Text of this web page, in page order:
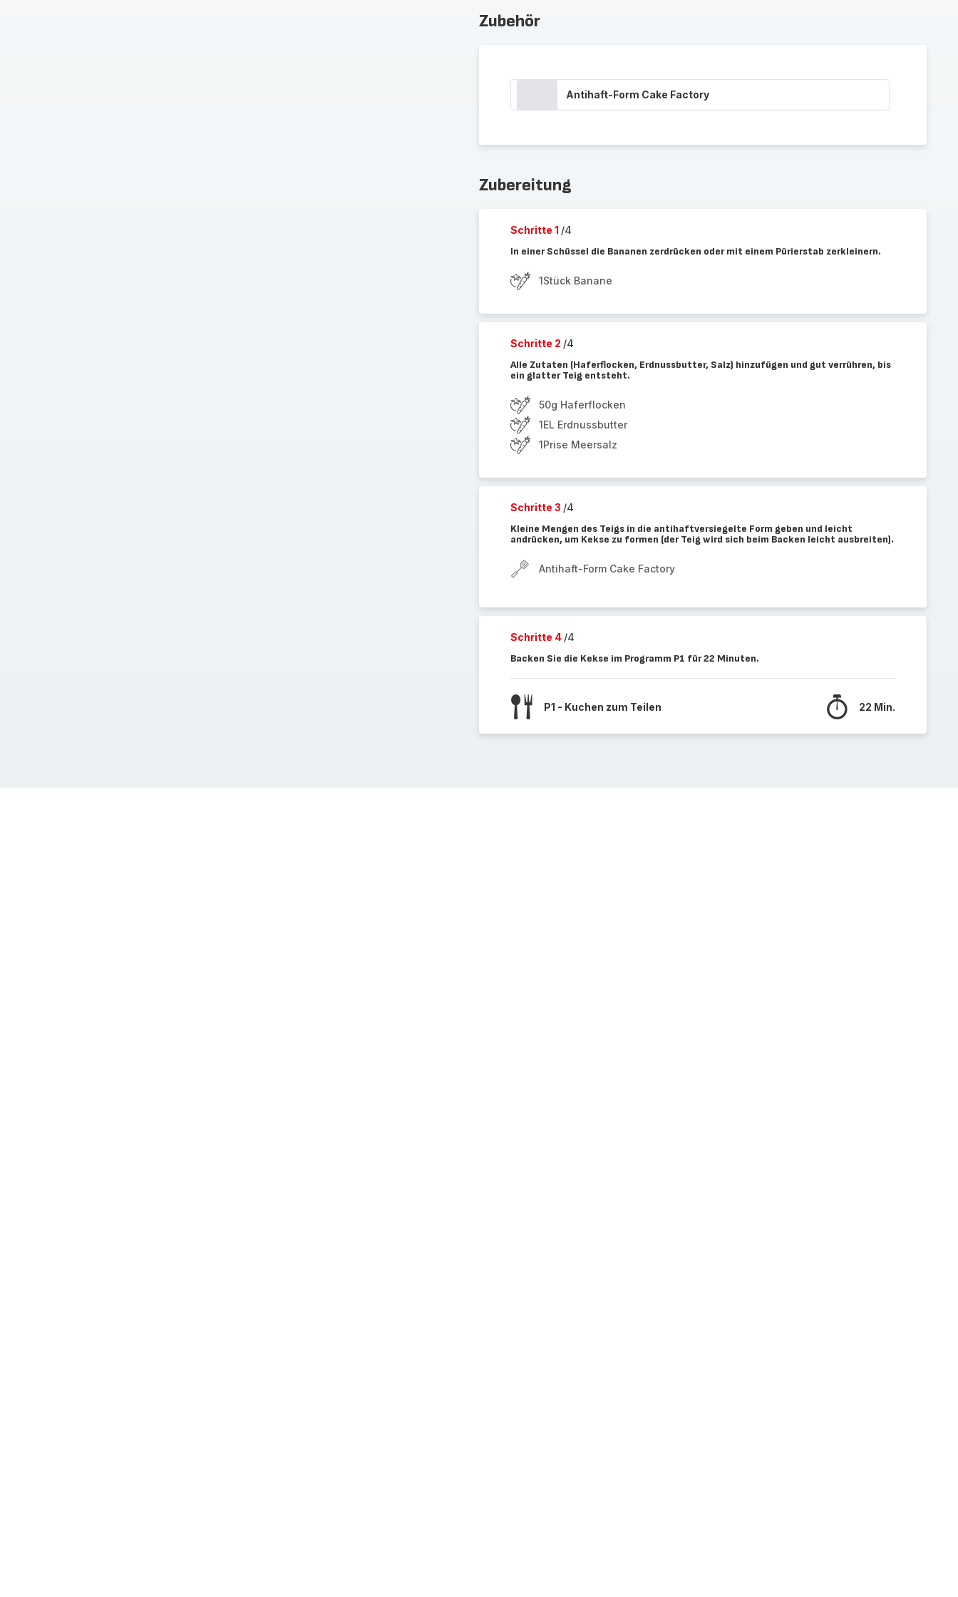
Zubehör
Antihaft-Form Cake Factory
Zubereitung
Schritte 1 /4
In einer Schüssel die Bananen zerdrücken oder mit einem Pürierstab zerkleinern.
1Stück Banane
Schritte 2 /4
Alle Zutaten (Haferflocken, Erdnussbutter, Salz) hinzufügen und gut verrühren, bis
ein glatter Teig entsteht.
50g Haferflocken
1EL Erdnussbutter
1Prise Meersalz
Schritte 3 /4
Kleine Mengen des Teigs in die antihaftversiegelte Form geben und leicht
andrücken, um Kekse zu formen (der Teig wird sich beim Backen leicht ausbreiten).
Antihaft-Form Cake Factory
Schritte 4 /4
Backen Sie die Kekse im Programm P1 für 22 Minuten.
P1 - Kuchen zum Teilen 22 Min.